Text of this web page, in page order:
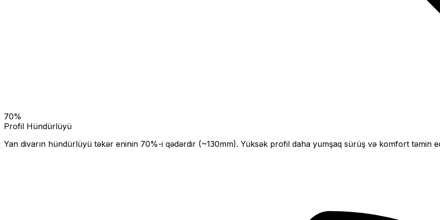
70%
Profil Hündürlüyü
Yan divarın hündürlüyü təkər eninin 70%-i qədərdir (~130mm). Yüksək profil daha yumşaq sürüş və komfort təmin